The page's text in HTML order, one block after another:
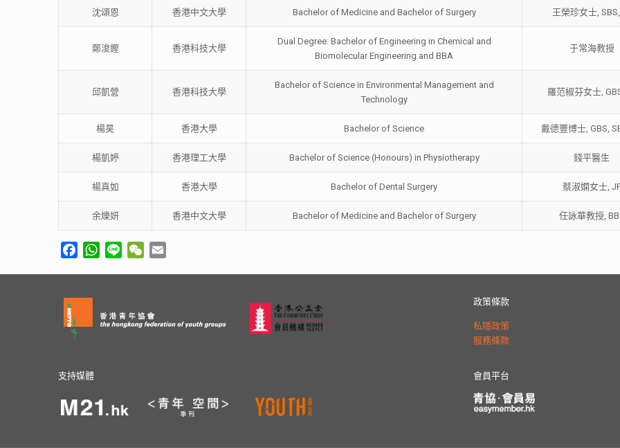
沈頌恩 香港中文大學 Bachelor of Medicine and Bachelor of Surgery 王榮珍女士,
鄭浚鏗 香港科技大學
Dual Degree: Bachelor of Engineering in Chemical and
Biomolecular Engineering and BBA
于常海教授
邱凱營 香港科技大學
Bachelor of Science in Environmental Management and
Technology
羅范椒芬女士,
楊昊 香港大學 Bachelor of Science 戴德豐博士, GBS,
楊凱婷 香港理工大學 Bachelor of Science (Honours) in Physiotherapy 錢平醫生
楊真如 香港大學 Bachelor of Dental Surgery 蔡淑嫻女士,
余爍妍 香港中文大學 Bachelor of Medicine and Bachelor of Surgery 任詠華教授,
FacebookWhatsApp
Line WeChat
政策條款
私隱政策
服務條款
支持媒體 會員平台